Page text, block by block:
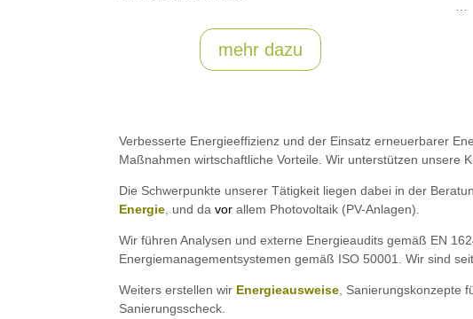
mehr dazu
Verbesserte Energieeffizienz und der Einsatz erneuerbarer
Maßnahmen wirtschaftliche Vorteile. Wir unterstützen unsere
Die Schwerpunkte unserer Tätigkeit liegen dabei in der
Energie und davorallem Photovoltaik (PV-Anlagen).
Wir führen Analysen und externe Energieaudits gemäß EN
Energiemanagementsystemen gemäß ISO 50001. Wir sind
Weiters erstellen wir Energieausweise Sanierungskonzepte
Sanierungsscheck.